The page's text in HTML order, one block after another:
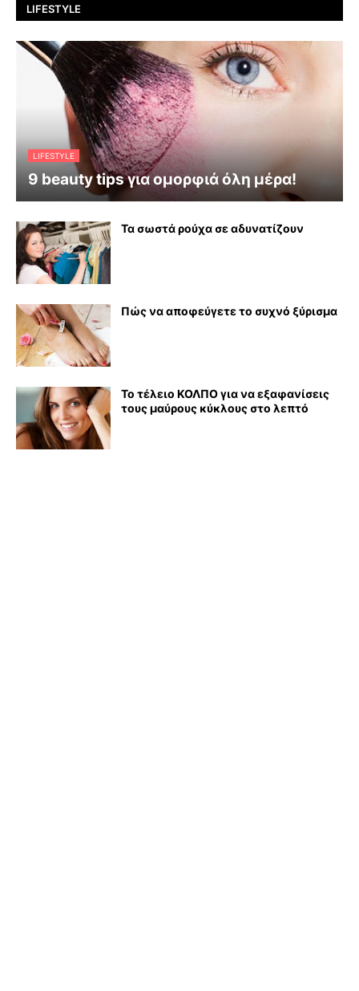
LIFESTYLE
LIFESTYLE
9 beauty tips για ομορφιά όλη μέρα!
Τα σωστά ρούχα σε αδυνατίζουν
Πώς να αποφεύγετε το συχνό ξύρισμα
Το τέλειο ΚΟΛΠΟ για να εξαφανίσεις
τους μαύρους κύκλους στο λεπτό